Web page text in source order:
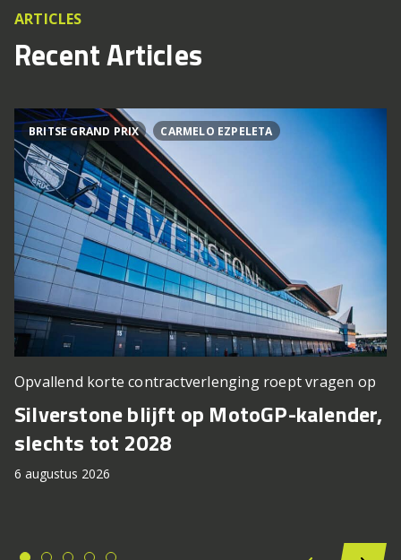
ARTICLES
Recent Articles
BRITSE GRAND PRIX CARMELO EZPELETA
Opvallend korte contractverlenging roept vragen op
Silverstone blijft op MotoGP-kalender,
slechts tot 2028
6 augustus 2026